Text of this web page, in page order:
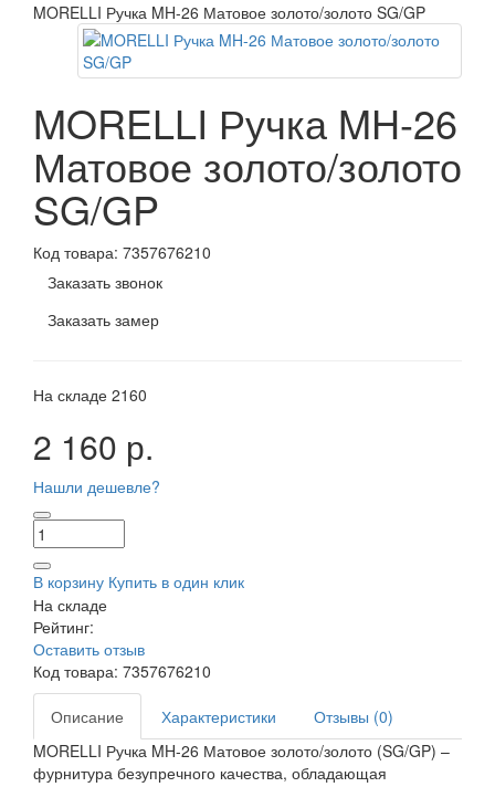
MORELLI Ручка MH-26 Матовое золото/золото SG/GP
MORELLI Ручка MH-26
Матовое золото/золото
SG/GP
Код товара: 7357676210
Заказать звонок
Заказать замер
На складе 2160
2 160 р.
Нашли дешевле?
В корзину Купить в один клик
На складе
Рейтинг:
Оставить отзыв
Код товара: 7357676210
Описание Характеристики
Отзывы (0)
MORELLI Ручка MH-26 Матовое золото/золото (SG/GP) –
фурнитура безупречного качества, обладающая